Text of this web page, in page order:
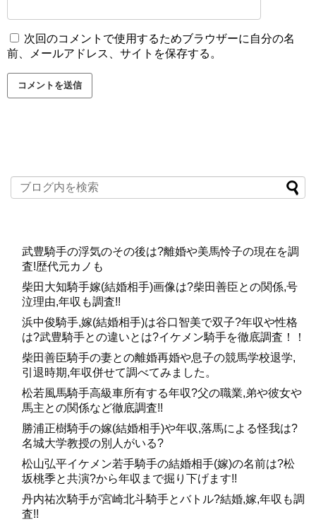
たしかに、父親のような天才ではなかったかもしれません
ロジカルな騎乗を信条とした、個性ある騎手に成長したと
関連記事 西谷誠騎手息子,娘や結婚相手(嫁),離婚を調査!年収は？
妻はアナウンサーだった松尾翠さんで現在は子
供も！
福永騎手は若いころから注目されたうえ、当時からかなり
のイケメンでもあったので、20代のころは武幸四郎元騎手
や、池添謙一騎手らとともに合コンに繰り出すことも多か
ったようす。しかし、そんな福永騎手も現在では結婚し、
娘さんも生まれています。
結婚相手はフジテレビのアナウンサーだった松尾翠さん
で、その結婚式はお互いの関係者が多すぎるため、京都と
東京で2日に分けて行うほどだったようです。
次回のコメントで使用するためブラウザーに自分の名
前、メールアドレス、サイトを保存する。
武豊騎手の浮気のその後は?離婚や美馬怜子の現在を調
査!歴代元カノも
柴田大知騎手嫁(結婚相手)画像は?柴田善臣との関係,号
泣理由,年収も調査!!
浜中俊騎手,嫁(結婚相手)は谷口智美で双子?年収や性格
は?武豊騎手との違いとは?イケメン騎手を徹底調査！！
柴田善臣騎手の妻との離婚再婚や息子の競馬学校退学,
引退時期,年収併せて調べてみました。
松若風馬騎手高級車所有する年収?父の職業,弟や彼女や
馬主との関係など徹底調査!!
勝浦正樹騎手の嫁(結婚相手)や年収,落馬による怪我は?
名城大学教授の別人がいる?
松山弘平イケメン若手騎手の結婚相手(嫁)の名前は?松
坂桃季と共演?から年収まで掘り下げます!!
丹内祐次騎手が宮崎北斗騎手とバトル?結婚,嫁,年収も調
査!!